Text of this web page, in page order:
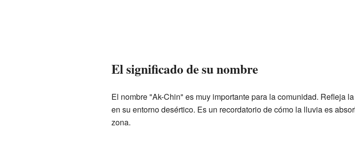
El significado de su nombre
El nombre "Ak-Chin" es muy importante para la comunidad. Refleja
en su entorno desértico. Es un recordatorio de cómo la lluvia es
zona.